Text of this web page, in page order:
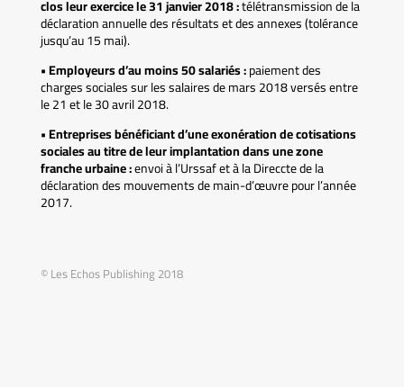
clos leur exercice le 31 janvier 2018 :télétransmission de la
déclaration annuelle des résultats et des annexes (tolérance
jusqu’au 15 mai).
• Employeurs d’au moins 50 salariés :paiement des
charges sociales sur les salaires de mars 2018 versés entre
le 21 et le 30 avril 2018.
• Entreprises bénéficiant d’une exonération de cotisations
sociales au titre de leur implantation dans une zone
franche urbaine :envoi à l’Urssaf et à la Direccte de la
déclaration des mouvements de main-d’œuvre pour l’année
2017.
© Les Echos Publishing 2018